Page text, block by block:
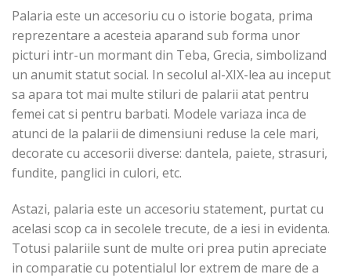
Palaria este un accesoriu cu o istorie bogata, prima
reprezentare a acesteia aparand sub forma unor
picturi intr-un mormant din Teba, Grecia, simbolizand
un anumit statut social. In secolul al-XIX-lea au inceput
sa apara tot mai multe stiluri de palarii atat pentru
femei cat si pentru barbati. Modele variaza inca de
atunci de la palarii de dimensiuni reduse la cele mari,
decorate cu accesorii diverse: dantela, paiete, strasuri,
fundite, panglici in culori, etc.
Astazi, palaria este un accesoriu statement, purtat cu
acelasi scop ca in secolele trecute, de a iesi in evidenta.
Totusi palariile sunt de multe ori prea putin apreciate
in comparatie cu potentialul lor extrem de mare de a